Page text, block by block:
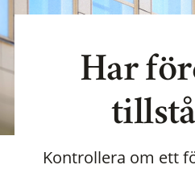
Har
Kontrollera om ett